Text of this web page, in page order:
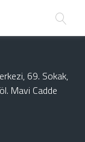
69. Sokak,
Mavi Cadde